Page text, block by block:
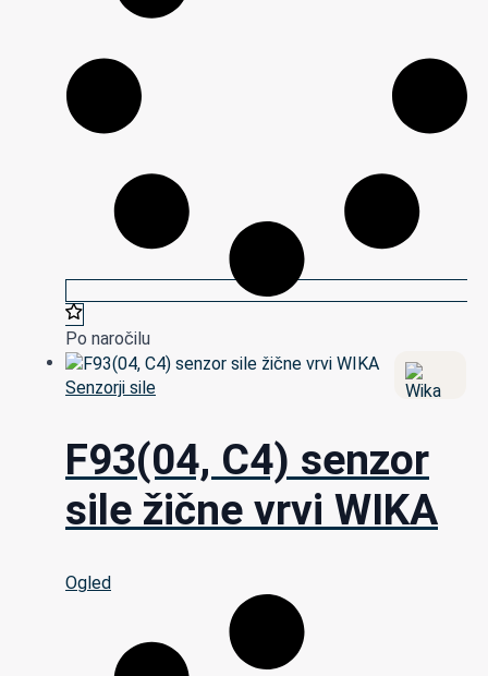
Po naročilu
Senzorji sile
F93(04, C4) senzor
sile žične vrvi WIKA
Ogled